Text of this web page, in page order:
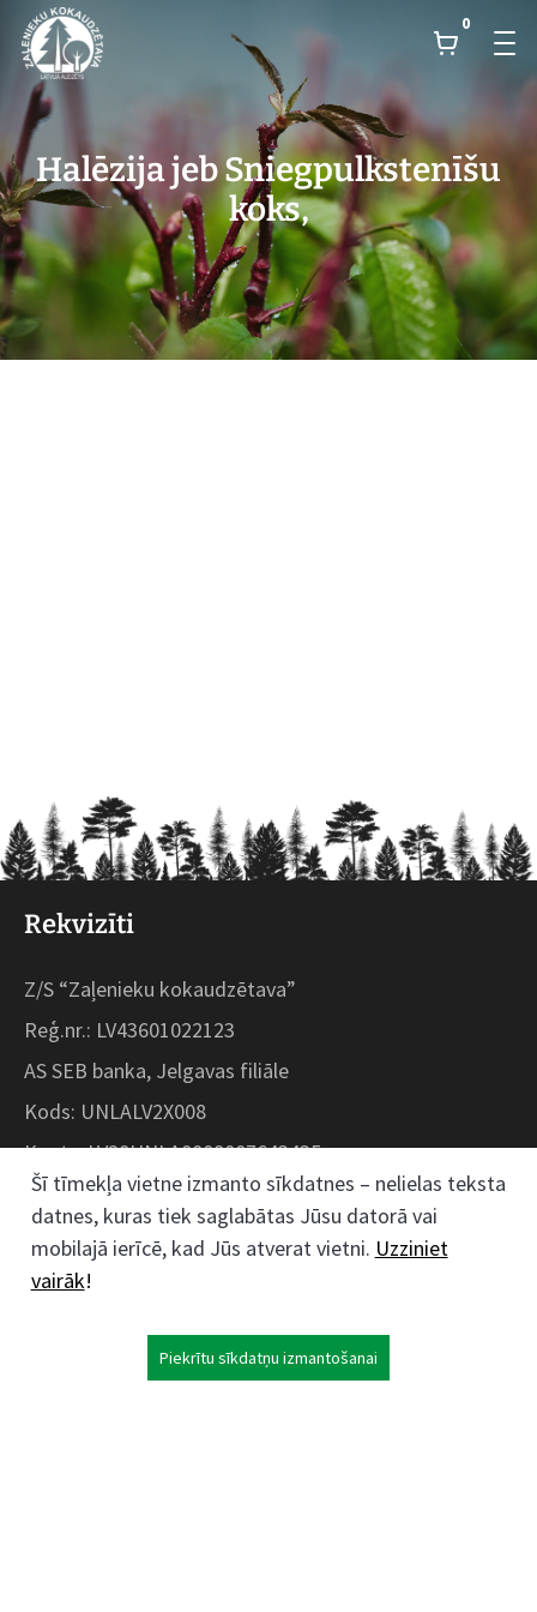
0
Halēzija jeb Sniegpulkstenīšu
koks,
Rekvizīti
Z/S “Zaļenieku kokaudzētava”
Reģ.nr.: LV43601022123
AS SEB banka, Jelgavas filiāle
Kods: UNLALV2X008
Konts: LV28UNLA0008007643435
Kokaudzētavas iela 1, Zaļenieki, Zaļenieku
pagasts, Jelgavas novads, LV- 3011, Latvija
Šī tīmekļa vietne izmanto sīkdatnes – nelielas teksta
datnes, kuras tiek saglabātas Jūsu datorā vai
mobilajā ierīcē, kad Jūs atverat vietni. Uzziniet
vairāk!
Piekrītu sīkdatņu izmantošanai